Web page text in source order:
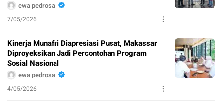
ewa pedrosa
7/05/2026
Kinerja Munafri Diapresiasi Pusat, Makassar
Diproyeksikan Jadi Percontohan Program
Sosial Nasional
ewa pedrosa
4/05/2026